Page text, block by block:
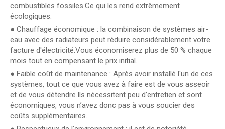
combustibles fossiles.Ce qui les rend extrêmement
écologiques.
● Chauffage économique : la combinaison de systèmes air-
eau avec des radiateurs peut réduire considérablement votre
facture d'électricité.Vous économiserez plus de 50 % chaque
mois tout en compensant le prix initial.
● Faible coût de maintenance : Après avoir installé l'un de ces
systèmes, tout ce que vous avez à faire est de vous asseoir
et de vous détendre.Ils nécessitent peu d’entretien et sont
économiques, vous n’avez donc pas à vous soucier des
coûts supplémentaires.